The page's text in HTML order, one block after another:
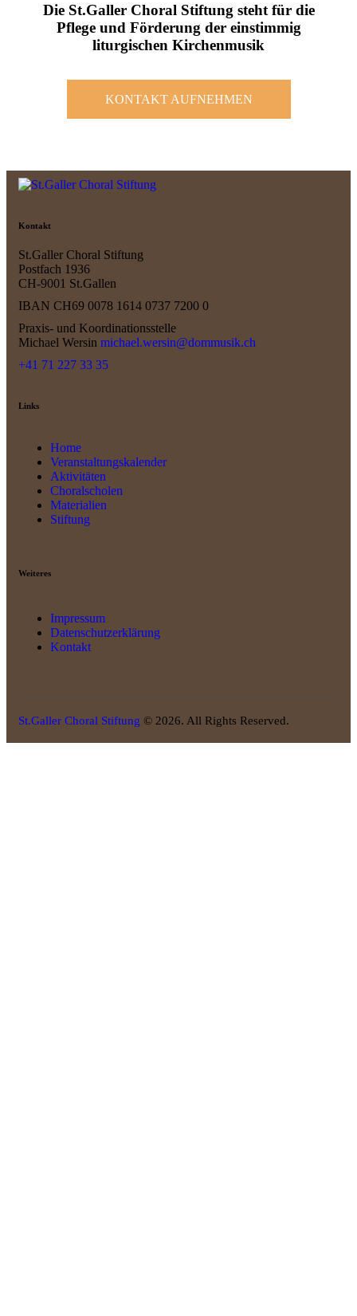
Die St.Galler Choral Stiftung steht für die
Pflege und Förderung der einstimmig
liturgischen Kirchenmusik
KONTAKT AUFNEHMEN
Kontakt
St.Galler Choral Stiftung
Postfach 1936
CH-9001 St.Gallen
IBAN CH69 0078 1614 0737 7200 0
Praxis- und Koordinationsstelle
Michael Wersin michael.wersin@dommusik.ch
+41 71 227 33 35
Links
Home
Veranstaltungskalender
Aktivitäten
Choralscholen
Materialien
Stiftung
Weiteres
Impressum
Datenschutzerklärung
Kontakt
St.Galler Choral Stiftung © 2026. All Rights Reserved.